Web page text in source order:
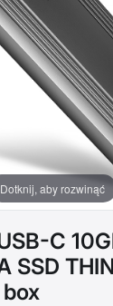
Dotknij, aby rozwinąć
C
SSD
box